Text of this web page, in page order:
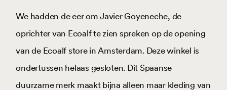
We hadden de eer om Javier Goyeneche, de
oprichter van Ecoalf te zien spreken op de opening
van de Ecoalf store in Amsterdam. Deze winkel is
ondertussen helaas gesloten. Dit Spaanse
duurzame merk maakt bijna alleen maar kleding van